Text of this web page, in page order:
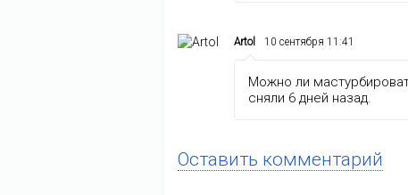
Artol 10 сентября 11:41
Можно ли
сняли 6 дней назад.
Оставить комментарий